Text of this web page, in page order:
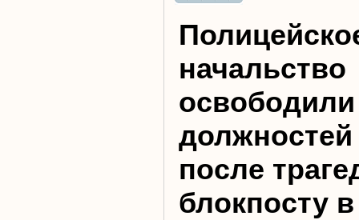
начальство
освободили
должностей
после
блокпосту